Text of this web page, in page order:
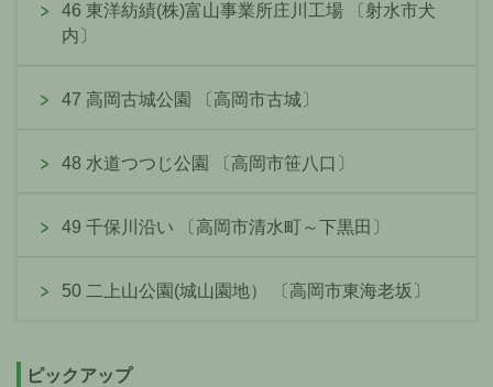
46 東洋紡績(株)富山事業所庄川工場 〔射水市犬
内〕
47 高岡古城公園 〔高岡市古城〕
48 水道つつじ公園 〔高岡市笹八口〕
49 千保川沿い 〔高岡市清水町～下黒田〕
50 二上山公園(城山園地） 〔高岡市東海老坂〕
ピックアップ